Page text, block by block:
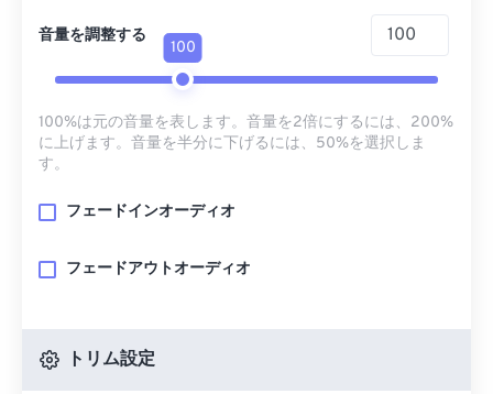
音量を調整する
100
100%は元の音量を表します。音量を2倍にするには、200%
に上げます。音量を半分に下げるには、50%を選択しま
す。
フェードインオーディオ
フェードアウトオーディオ
トリム設定